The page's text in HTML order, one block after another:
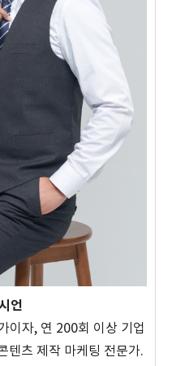
언
이자, 연 200회 이상 기업
텐츠 제작 마케팅 전문가.